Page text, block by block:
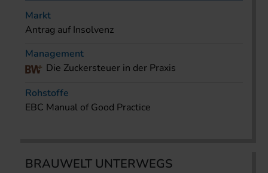
Markt
Antrag auf Insolvenz
Management
Die Zuckersteuer in der Praxis
Rohstoffe
EBC Manual of Good Practice
BRAUWELT UNTERWEGS